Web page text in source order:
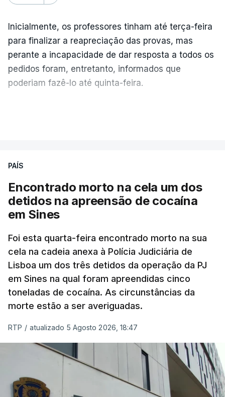
Inicialmente, os professores tinham até terça-feira
para finalizar a reapreciação das provas, mas
perante a incapacidade de dar resposta a todos os
pedidos foram, entretanto, informados que
poderiam fazê-lo até quinta-feira.
No domingo, estavam concluídos cerca de 50 por
cento dos mais de 20 mil pedidos de reapreciação,
mas Cristina Mota, porta-voz da Missão Escola
Pública, tem dúvidas de que o processo esteja
"Durante o fim de semana e nos últimos dias,
apercebamo-nos que ainda estão a ser
convocados professores para reapreciações"
disse a professora à agência Lusa."Será
praticamente impossível termos a totalidade
Segundo os docentes, o processo de reapreciação
está a enfrentar vários constrangimentos. Há
casos em que faltam os modelos preenchidos
pelos alunos com a alegação justificativa para o
PAÍS
Encontrado morto na cela um dos
detidos na apreensão de cocaína
em Sines
Foi esta quarta-feira encontrado morto na sua
cela na cadeia anexa à Polícia Judiciária de
Lisboa um dos três detidos da operação da PJ
em Sines na qual foram apreendidas cinco
toneladas de cocaína. As circunstâncias da
morte estão a ser averiguadas.
RTP / atualizado 5 Agosto 2026, 18:47